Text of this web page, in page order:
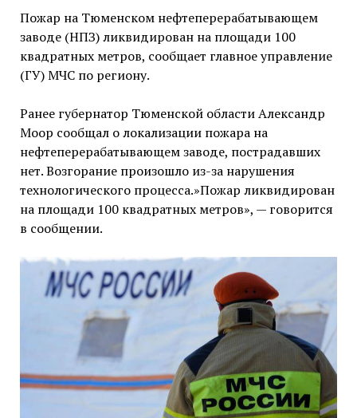
Пожар на Тюменском нефтеперерабатывающем
заводе (НПЗ) ликвидирован на площади 100
квадратных метров, сообщает главное управление
(ГУ) МЧС по региону.
Ранее губернатор Тюменской области Александр
Моор сообщал о локализации пожара на
нефтеперерабатывающем заводе, пострадавших
нет. Возгорание произошло из-за нарушения
технологического процесса.»Пожар ликвидирован
на площади 100 квадратных метров», — говорится
в сообщении.